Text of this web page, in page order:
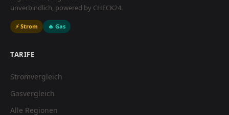
unverbindlich, powered by CHECK24.
⚡ Strom 🔥 Gas
TARIFE
Stromvergleich
Gasvergleich
Alle Regionen